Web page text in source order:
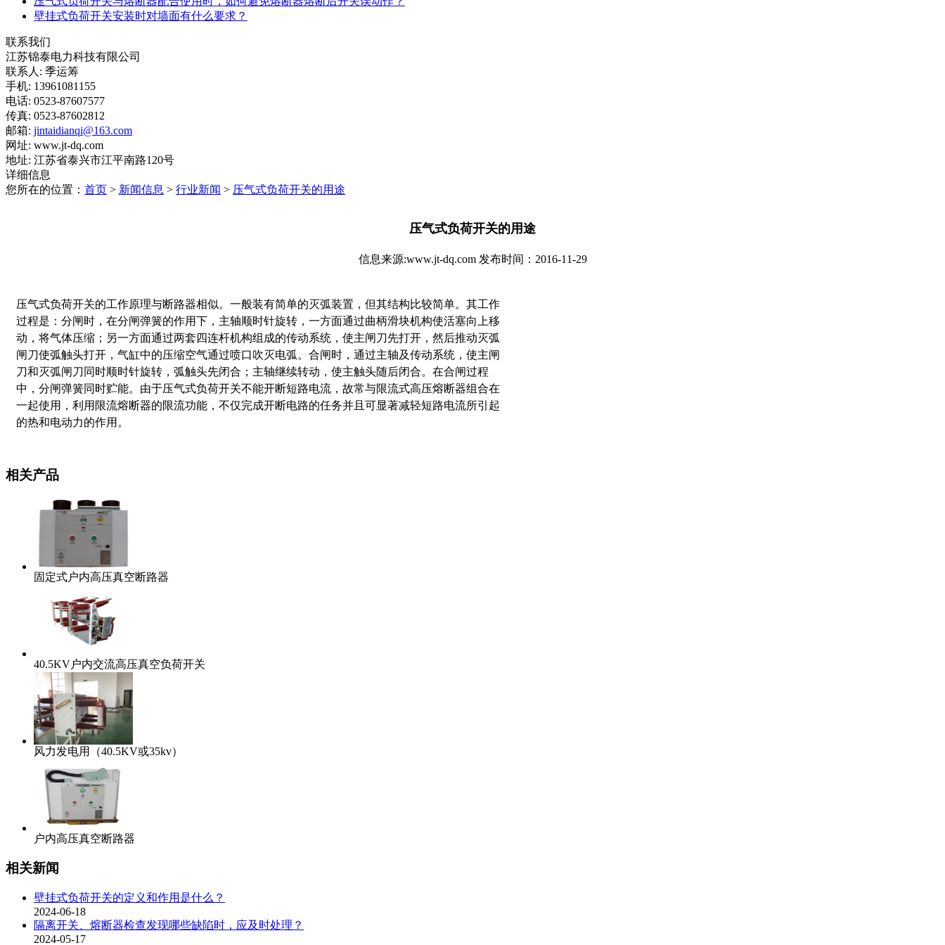
壁挂式负荷开关安装时对墙面有什么要求？
联系我们
江苏锦泰电力科技有限公司
联系人: 季运筹
手机: 13961081155
电话: 0523-87607577
传真: 0523-87602812
邮箱: jintaidianqi@163.com
网址: www.jt-dq.com
地址: 江苏省泰兴市江平南路120号
详细信息
您所在的位置： 首页 > 新闻信息 > 行业新闻 > 压气式负荷开关的用途
压气式负荷开关的用途
信息来源:www.jt-dq.com 发布时间：2016-11-29
压气式负荷开关的工作原理与断路器相似。一般装有简单的灭弧装置，但其结构比较简单。其工作
过程是：分闸时，在分闸弹簧的作用下，主轴顺时针旋转，一方面通过曲柄滑块机构使活塞向上移
动，将气体压缩；另一方面通过两套四连杆机构组成的传动系统，使主闸刀先打开，然后推动灭弧
闸刀使弧触头打开，气缸中的压缩空气通过喷口吹灭电弧。合闸时，通过主轴及传动系统，使主闸
刀和灭弧闸刀同时顺时针旋转，弧触头先闭合；主轴继续转动，使主触头随后闭合。在合闸过程
中，分闸弹簧同时贮能。由于压气式负荷开关不能开断短路电流，故常与限流式高压熔断器组合在
一起使用，利用限流熔断器的限流功能，不仅完成开断电路的任务并且可显著减轻短路电流所引起
的热和电动力的作用。
相关产品
固定式户内高压真空断路器
40.5KV户内交流高压真空负荷开关
风力发电用（40.5KV或35kv）
户内高压真空断路器
相关新闻
壁挂式负荷开关的定义和作用是什么？
2024-06-18
隔离开关、熔断器检查发现哪些缺陷时，应及时处理？
2024-05-17